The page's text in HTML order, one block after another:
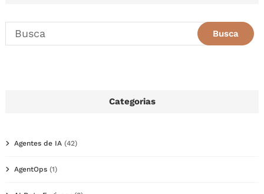
Categorias
Agentes de IA (42)
AgentOps (1)